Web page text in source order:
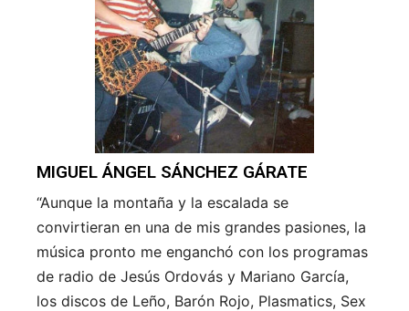
MIGUEL ÁNGEL SÁNCHEZ GÁRATE
“Aunque la montaña y la escalada se
convirtieran en una de mis grandes pasiones, la
música pronto me enganchó con los programas
de radio de Jesús Ordovás y Mariano García,
los discos de Leño, Barón Rojo, Plasmatics, Sex